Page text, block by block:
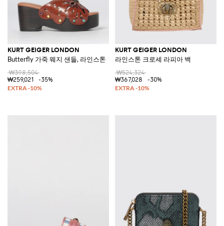
KURT GEIGER LONDON
Butterfly 가죽 웨지 샌들, 라인스톤 장식
₩398,504
₩259,021
-35%
KURT GEIGER LONDON
라인스톤 크로셰 라피아 백
₩524,324
₩367,028
-30%